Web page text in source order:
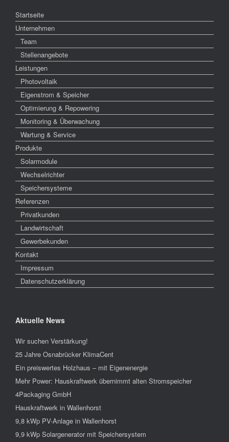
Startseite
Unternehmen
Team
Stellenangebote
Leistungen
Photovoltaik
Eigenstrom & Speicher
Optimierung & Repowering
Monitoring & Überwachung
Wartung & Service
Produkte
Solarmodule
Wechselrichter
Speichersysteme
Referenzen
Privatkunden
Landwirtschaft
Gewerbekunden
Kontakt
Impressum
Datenschutzerklärung
Aktuelle News
Wir suchen Verstärkung!
25 Jahre Osnabrücker KlimaCent
Ein preiswertes Holzhaus – mit Eigenenergie
Mehr Power: Hauskraftwerk übernimmt alten Stromspeicher
4Packaging GmbH
Hauskraftwerk in Wallenhorst
9,8 kWp PV-Anlage in Wallenhorst
9,9 kWp Solargenerator mit Speichersystem